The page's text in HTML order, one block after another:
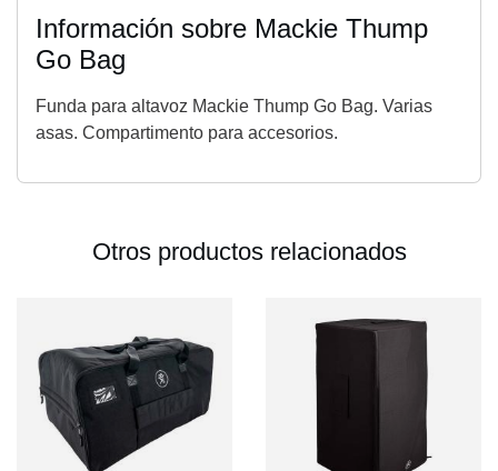
Información sobre Mackie Thump
Go Bag
Funda para altavoz Mackie Thump Go Bag. Varias
asas. Compartimento para accesorios.
Otros productos relacionados